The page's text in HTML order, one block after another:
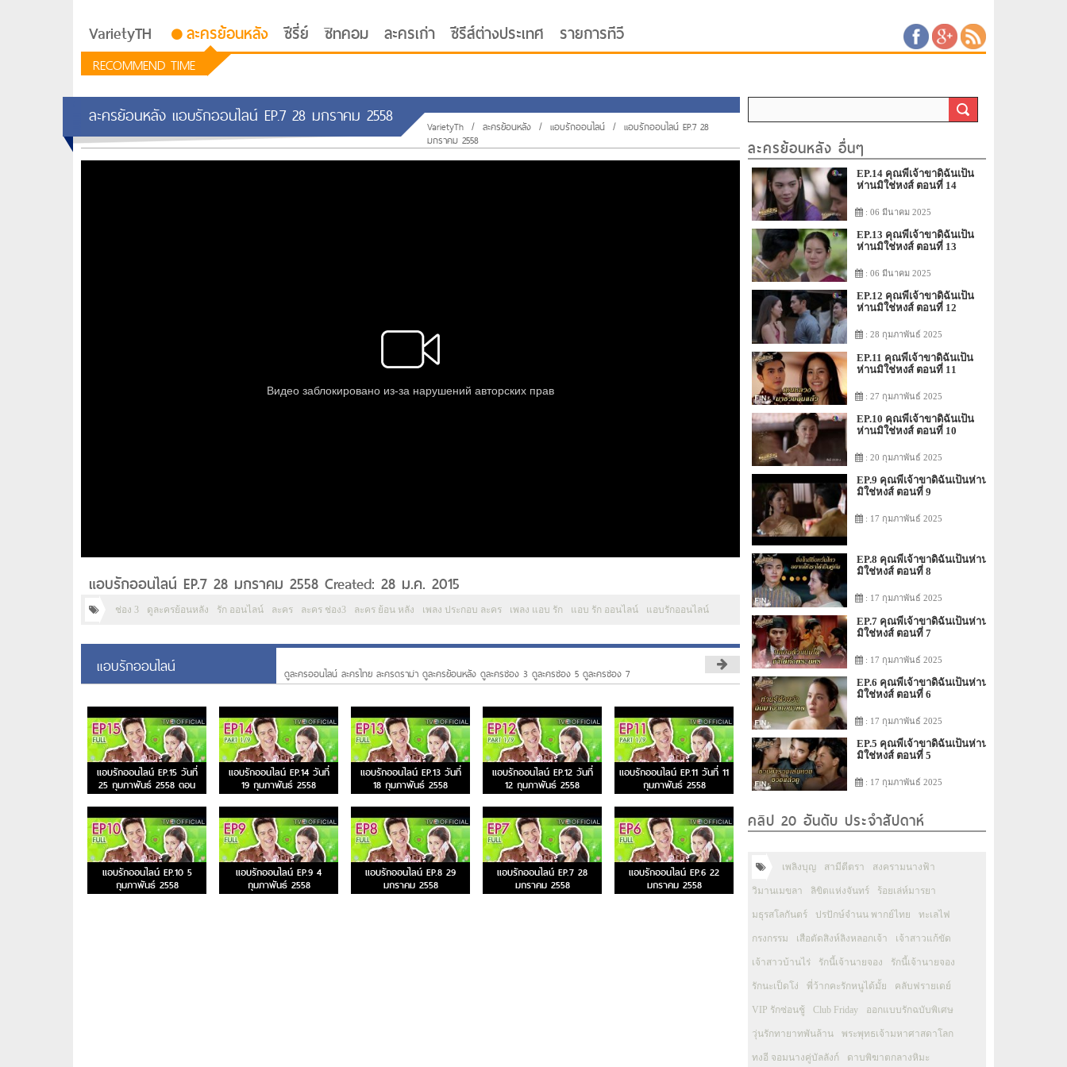
VarietyTH ละครย้อนหลัง ซีรี่ย์ ซิทคอม ละครเก่า ซีรีส์ต่างประเทศ รายการทีวี
RECOMMEND TIME
รักอยู่ประตูถัดไป
ละครย้อนหลัง แอบรักออนไลน์ EP.7 28 มกราคม 2558 VarietyTh / ละครย้อนหลัง / แอบรักออนไลน์ / แอบรักออนไลน์ EP.7 28
มกราคม 2558
แอบรักออนไลน์ EP.7 28 มกราคม 2558 Created: 28 ม.ค. 2015
ช่อง 3 ดูละครย้อนหลัง รัก ออนไลน์ ละคร ละคร ช่อง3 ละคร ย้อน หลัง เพลง ประกอบ ละคร เพลง แอบ รัก แอบ รัก ออนไลน์ แอบรักออนไลน์
แอบรักออนไลน์ ดูละครออนไลน์ ละครไทย ละครดราม่า ดูละครย้อนหลัง ดูละครช่อง 3 ดูละครช่อง 5 ดูละครช่อง 7
แอบรักออนไลน์ EP.15 วันที่
25 กุมภาพันธ์ 2558 ตอน
อวนสาน
แอบรักออนไลน์ EP.14 วันที่
19 กุมภาพันธ์ 2558
แอบรักออนไลน์ EP.13 วันที่
18 กุมภาพันธ์ 2558
แอบรักออนไลน์ EP.12 วันที่
12 กุมภาพันธ์ 2558
แอบรักออนไลน์ EP.11 วันที่ 11
กุมภาพันธ์ 2558
แอบรักออนไลน์ EP.10 5
กุมภาพันธ์ 2558
แอบรักออนไลน์ EP.9 4
กุมภาพันธ์ 2558
แอบรักออนไลน์ EP.8 29
มกราคม 2558
แอบรักออนไลน์ EP.7 28
มกราคม 2558
แอบรักออนไลน์ EP.6 22
มกราคม 2558
ละครย้อนหลัง อื่นๆ
EP.14 คุณพี่เจ้าขาดิฉันเป็น
ห่านมิใช่หงส์ ตอนที่ 14
: 06 มีนาคม 2025
EP.13 คุณพี่เจ้าขาดิฉันเป็น
ห่านมิใช่หงส์ ตอนที่ 13
: 06 มีนาคม 2025
EP.12 คุณพี่เจ้าขาดิฉันเป็น
ห่านมิใช่หงส์ ตอนที่ 12
: 28 กุมภาพันธ์ 2025
EP.11 คุณพี่เจ้าขาดิฉันเป็น
ห่านมิใช่หงส์ ตอนที่ 11
: 27 กุมภาพันธ์ 2025
EP.10 คุณพี่เจ้าขาดิฉันเป็น
ห่านมิใช่หงส์ ตอนที่ 10
: 20 กุมภาพันธ์ 2025
EP.9 คุณพี่เจ้าขาดิฉันเป็นห่าน
มิใช่หงส์ ตอนที่ 9
: 17 กุมภาพันธ์ 2025
EP.8 คุณพี่เจ้าขาดิฉันเป็นห่าน
มิใช่หงส์ ตอนที่ 8
: 17 กุมภาพันธ์ 2025
EP.7 คุณพี่เจ้าขาดิฉันเป็นห่าน
มิใช่หงส์ ตอนที่ 7
: 17 กุมภาพันธ์ 2025
EP.6 คุณพี่เจ้าขาดิฉันเป็นห่าน
มิใช่หงส์ ตอนที่ 6
: 17 กุมภาพันธ์ 2025
EP.5 คุณพี่เจ้าขาดิฉันเป็นห่าน
มิใช่หงส์ ตอนที่ 5
: 17 กุมภาพันธ์ 2025
คลิป 20 อันดับ ประจำสัปดาห์
เพลิงบุญ สามีตีตรา สงครามนางฟ้า
วิมานเมขลา ลิขิตแห่งจันทร์ ร้อยเล่ห์มารยา
มธุรสโลกันตร์ ปรปักษ์จำนน พากย์ไทย ทะเลไฟ
กรงกรรม เสือตัดสิงห์ลิงหลอกเจ้า เจ้าสาวแก้ขัด
เจ้าสาวบ้านไร่ รักนี้เจ้านายจอง รักนี้เจ้านายจอง
รักนะเป็ดโง่ พี่ว้ากคะรักหนูได้มั้ย คลับฟรายเดย์
VIP รักซ่อนชู้ Club Friday ออกแบบรักฉบับพิเศษ
วุ่นรักทายาทพันล้าน พระพุทธเจ้ามหาศาสดาโลก
ทงอี จอมนางคู่บัลลังก์ ดาบพิฆาตกลางหิมะ